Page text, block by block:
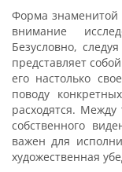
Форма знаменитой
внимание
Безусловно,
представляет
его настолько
поводу
расходятся.
собственного
важен для
художественная